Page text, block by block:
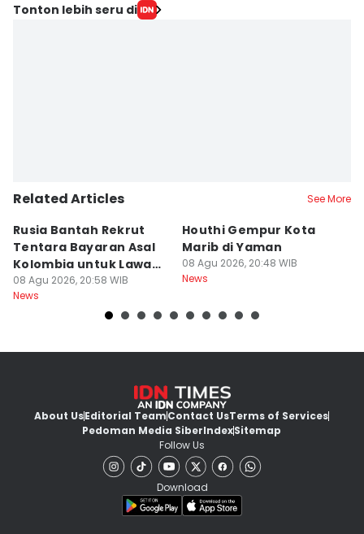
Tonton lebih seru di
Related Articles See More
Rusia Bantah Rekrut
Tentara Bayaran Asal
Kolombia untuk Lawan
Ukraina
08 Agu 2026, 20:58 WIB
News
Houthi Gempur Kota
Marib di Yaman
08 Agu 2026, 20:48 WIB
News
About UsEditorial TeamContact UsTerms of Services
Pedoman Media SiberIndexSitemap
Follow Us
Download